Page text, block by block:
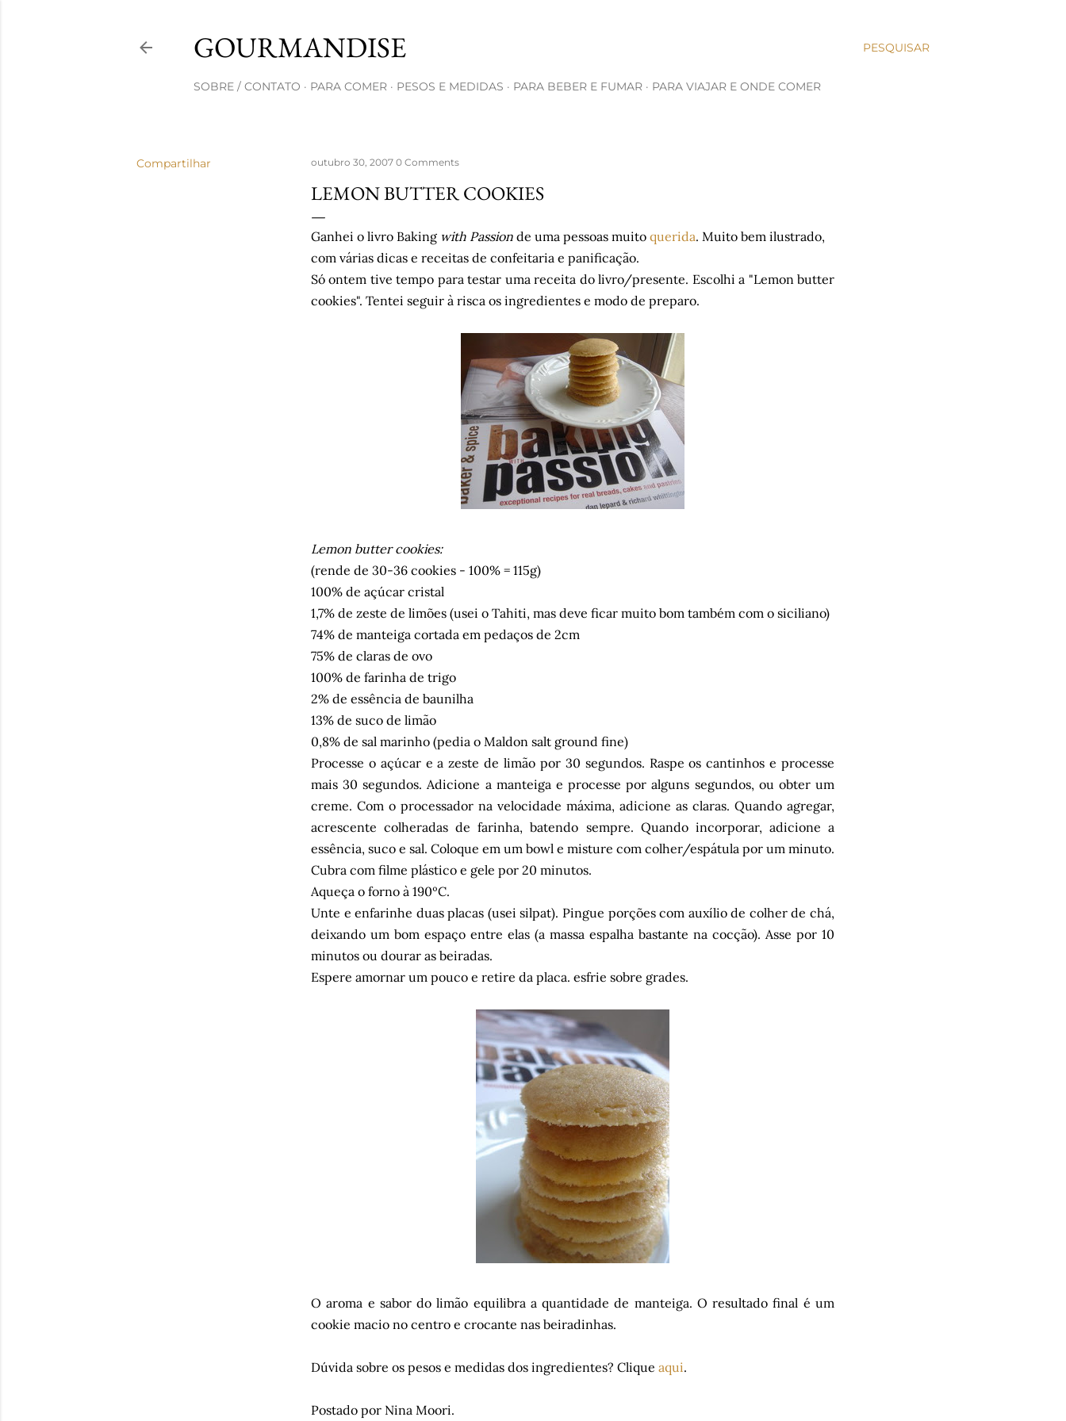
PESQUISAR
GOURMANDISE
SOBRE / CONTATO PARA COMER PESOS E MEDIDAS PARA BEBER E FUMAR PARA VIAJAR E ONDE COMER
Compartilhar outubro 30, 2007 0 Comments
LEMON BUTTER COOKIES
Ganhei o livro Baking with Passion de uma pessoas muito querida. Muito bem ilustrado,
com várias dicas e receitas de confeitaria e panificação.
Só ontem tive tempo para testar uma receita do livro/presente. Escolhi a "Lemon butter
cookies". Tentei seguir à risca os ingredientes e modo de preparo.
Lemon butter cookies:
(rende de 30-36 cookies - 100% = 115g)
100% de açúcar cristal
1,7% de zeste de limões (usei o Tahiti, mas deve ficar muito bom também com o siciliano)
74% de manteiga cortada em pedaços de 2cm
75% de claras de ovo
100% de farinha de trigo
2% de essência de baunilha
13% de suco de limão
0,8% de sal marinho (pedia o Maldon salt ground fine)
Processe o açúcar e a zeste de limão por 30 segundos. Raspe os cantinhos e processe
mais 30 segundos. Adicione a manteiga e processe por alguns segundos, ou obter um
creme. Com o processador na velocidade máxima, adicione as claras. Quando agregar,
acrescente colheradas de farinha, batendo sempre. Quando incorporar, adicione a
essência, suco e sal. Coloque em um bowl e misture com colher/espátula por um minuto.
Cubra com filme plástico e gele por 20 minutos.
Aqueça o forno à 190ºC.
Unte e enfarinhe duas placas (usei silpat). Pingue porções com auxílio de colher de chá,
deixando um bom espaço entre elas (a massa espalha bastante na cocção). Asse por 10
minutos ou dourar as beiradas.
Espere amornar um pouco e retire da placa. esfrie sobre grades.
O aroma e sabor do limão equilibra a quantidade de manteiga. O resultado final é um
cookie macio no centro e crocante nas beiradinhas.
Dúvida sobre os pesos e medidas dos ingredientes? Clique aqui.
Postado por Nina Moori.